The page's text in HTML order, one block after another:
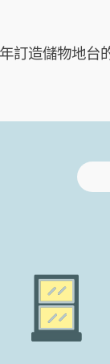
訂造儲物地台